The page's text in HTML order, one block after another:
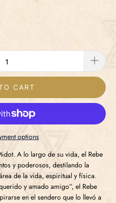
CART
options
A lo largo de su vida, el Rebe
y poderosos, destilando la
de la vida, espiritual y física.
y amado amigo”, el Rebe
en el sendero que lo llevó a